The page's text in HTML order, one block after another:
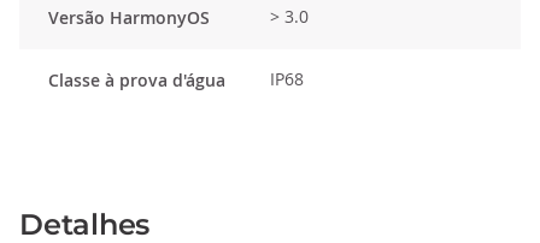
Versão HarmonyOS > 3.0
Classe à prova d'água IP68
Detalhes